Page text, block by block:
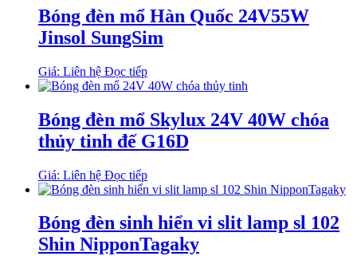
Bóng đèn mổ Hàn Quốc 24V55W
Jinsol SungSim
Giá: Liên hệ Đọc tiếp
Bóng đèn mổ Skylux 24V 40W chóa
thủy tinh đế G16D
Giá: Liên hệ Đọc tiếp
Bóng đèn sinh hiển vi slit lamp sl 102
Shin NipponTagaky